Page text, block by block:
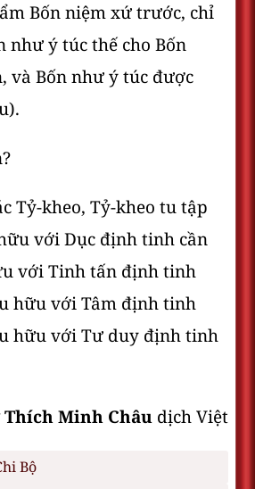
Bốn niệm xứ trước, chỉ
như ý túc thế cho Bốn
và Bốn như ý túc được
Tỷ-kheo, Tỷ-kheo tu tập
với Dục định tinh cần
với Tinh tấn định tinh
hữu với Tâm định tinh
hữu với Tư duy định tinh
Thích Minh Châu dịch Việt
Bộ